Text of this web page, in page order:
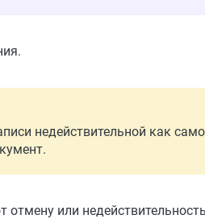
недействительной как
или